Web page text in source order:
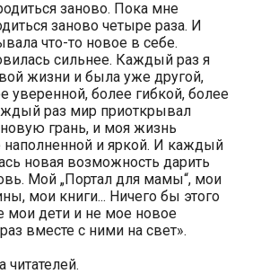
заново. Пока мне
заново четыре раза. И
что-то новое в себе.
сильнее. Каждый раз я
жизни и была уже другой,
уверенной, более гибкой, более
раз мир приоткрывал
грань, и моя жизнь
и яркой. И каждый
новая возможность дарить
Мой „Портал для мамы“, мои
мои книги... Ничего бы этого
мои дети и не мое новое
вместе с ними на свет».
читателей.